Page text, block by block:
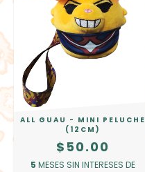
ALL GUAU - MINI PELUCHE
(12CM)
$50.00
5 MESES SIN INTERESES DE